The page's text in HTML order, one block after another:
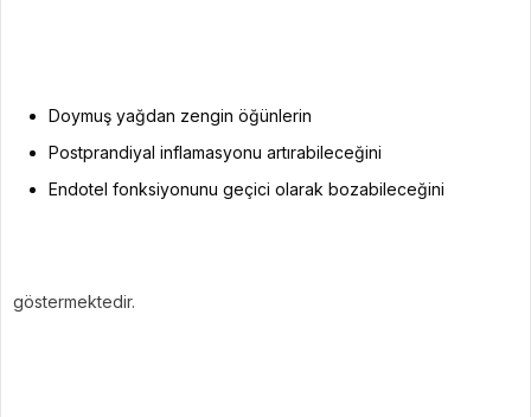
Doymuş yağdan zengin öğünlerin
Postprandiyal inflamasyonu artırabileceğini
Endotel fonksiyonunu geçici olarak bozabileceğini
göstermektedir.